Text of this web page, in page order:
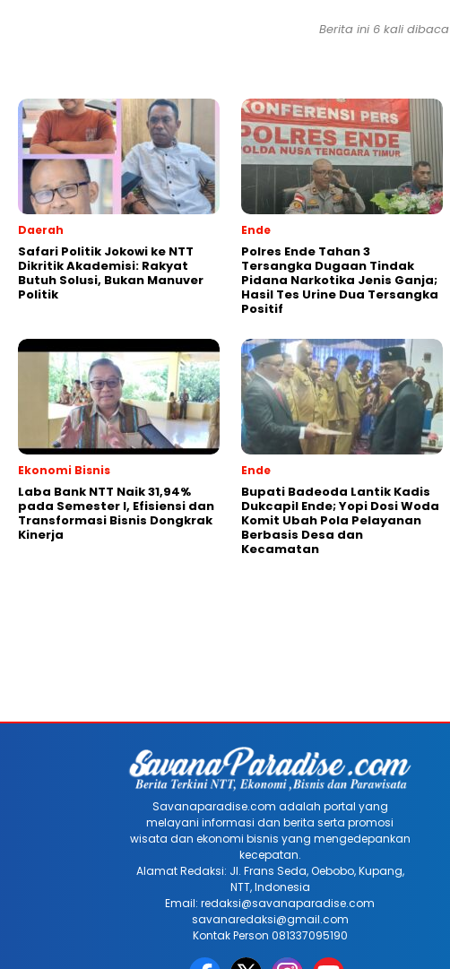
Berita ini 6 kali dibaca
Daerah
Safari Politik Jokowi ke NTT
Dikritik Akademisi: Rakyat
Butuh Solusi, Bukan Manuver
Politik
Ende
Polres Ende Tahan 3
Tersangka Dugaan Tindak
Pidana Narkotika Jenis Ganja;
Hasil Tes Urine Dua Tersangka
Positif
Ekonomi Bisnis
Laba Bank NTT Naik 31,94%
pada Semester I, Efisiensi dan
Transformasi Bisnis Dongkrak
Kinerja
Ende
Bupati Badeoda Lantik Kadis
Dukcapil Ende; Yopi Dosi Woda
Komit Ubah Pola Pelayanan
Berbasis Desa dan
Kecamatan
Savanaparadise.com adalah portal yang
melayani informasi dan berita serta promosi
wisata dan ekonomi bisnis yang mengedepankan
kecepatan.
Alamat Redaksi: Jl. Frans Seda, Oebobo, Kupang,
NTT, Indonesia
Email: redaksi@savanaparadise.com
savanaredaksi@gmail.com
Kontak Person 081337095190